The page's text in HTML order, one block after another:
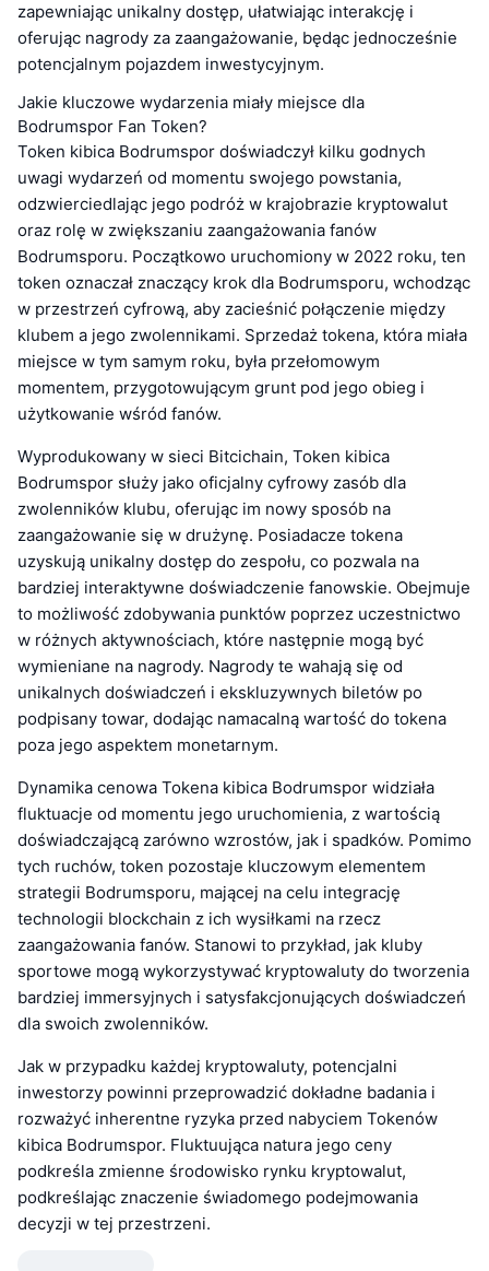
zapewniając unikalny dostęp, ułatwiając interakcję i
oferując nagrody za zaangażowanie, będąc jednocześnie
potencjalnym pojazdem inwestycyjnym.
Jakie kluczowe wydarzenia miały miejsce dla
Bodrumspor Fan Token?
Token kibica Bodrumspor doświadczył kilku godnych
uwagi wydarzeń od momentu swojego powstania,
odzwierciedlając jego podróż w krajobrazie kryptowalut
oraz rolę w zwiększaniu zaangażowania fanów
Bodrumsporu. Początkowo uruchomiony w 2022 roku, ten
token oznaczał znaczący krok dla Bodrumsporu, wchodząc
w przestrzeń cyfrową, aby zacieśnić połączenie między
klubem a jego zwolennikami. Sprzedaż tokena, która miała
miejsce w tym samym roku, była przełomowym
momentem, przygotowującym grunt pod jego obieg i
użytkowanie wśród fanów.
Wyprodukowany w sieci Bitcichain, Token kibica
Bodrumspor służy jako oficjalny cyfrowy zasób dla
zwolenników klubu, oferując im nowy sposób na
zaangażowanie się w drużynę. Posiadacze tokena
uzyskują unikalny dostęp do zespołu, co pozwala na
bardziej interaktywne doświadczenie fanowskie. Obejmuje
to możliwość zdobywania punktów poprzez uczestnictwo
w różnych aktywnościach, które następnie mogą być
wymieniane na nagrody. Nagrody te wahają się od
unikalnych doświadczeń i ekskluzywnych biletów po
podpisany towar, dodając namacalną wartość do tokena
poza jego aspektem monetarnym.
Dynamika cenowa Tokena kibica Bodrumspor widziała
fluktuacje od momentu jego uruchomienia, z wartością
doświadczającą zarówno wzrostów, jak i spadków. Pomimo
tych ruchów, token pozostaje kluczowym elementem
strategii Bodrumsporu, mającej na celu integrację
technologii blockchain z ich wysiłkami na rzecz
zaangażowania fanów. Stanowi to przykład, jak kluby
sportowe mogą wykorzystywać kryptowaluty do tworzenia
bardziej immersyjnych i satysfakcjonujących doświadczeń
dla swoich zwolenników.
Jak w przypadku każdej kryptowaluty, potencjalni
inwestorzy powinni przeprowadzić dokładne badania i
rozważyć inherentne ryzyka przed nabyciem Tokenów
kibica Bodrumspor. Fluktuująca natura jego ceny
podkreśla zmienne środowisko rynku kryptowalut,
podkreślając znaczenie świadomego podejmowania
decyzji w tej przestrzeni.